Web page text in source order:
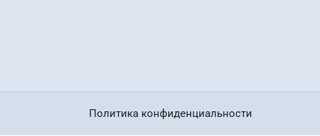
Политика конфиденциальности